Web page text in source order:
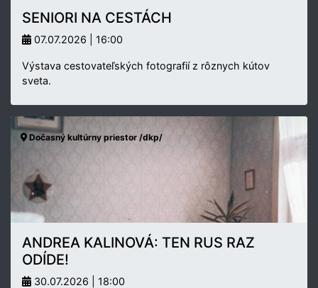
SENIORI NA CESTÁCH
07.07.2026 | 16:00
Výstava cestovateľských fotografií z rôznych kútov
sveta.
Dočasný kultúrny priestor /dkp/
ANDREA KALINOVÁ: TEN RUS RAZ
ODÍDE!
30.07.2026 | 18:00